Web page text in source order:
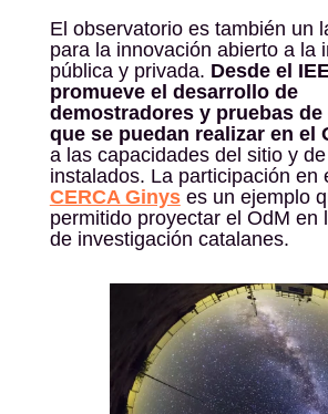
El observatorio es también un
para la innovación abierto a la
pública y privada. Desde el
promueve el desarrollo de
demostradores y pruebas
que se puedan realizar en el
a las capacidades del sitio y
instalados. La participación en
CERCA Ginyses un ejemplo
permitido proyectar el OdM en
de investigación catalanes.